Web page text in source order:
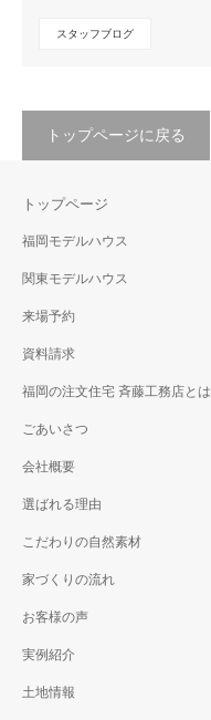
スタッフブログ
トップページに戻る
トップページ
福岡モデルハウス
関東モデルハウス
来場予約
資料請求
福岡の注文住宅 斉藤工務店とは
ごあいさつ
会社概要
選ばれる理由
こだわりの自然素材
家づくりの流れ
お客様の声
実例紹介
土地情報